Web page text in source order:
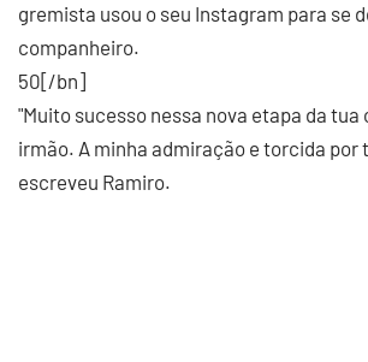
gremista usou o seu Instagram para se
companheiro.
50[/bn]
"Muito sucesso nessa nova etapa da tua
irmão. A minha admiração e torcida por
escreveu Ramiro.